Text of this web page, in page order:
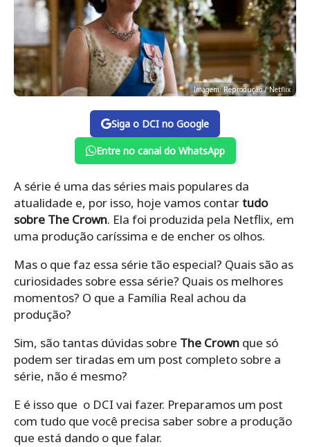
Imagem: Reprodução / Netflix
Siga o DCI no Google
Entre no canal do WhatsApp
A série é uma das séries mais populares da
atualidade e, por isso, hoje vamos contartudo
sobre The Crown. Ela foi produzida pela Netflix, em
uma produção caríssima e de encher os olhos.
Mas o que faz essa série tão especial? Quais são as
curiosidades sobre essa série? Quais os melhores
momentos? O que a Família Real achou da
produção?
Sim, são tantas dúvidas sobre The Crown que só
podem ser tiradas em um post completo sobre a
série, não é mesmo?
E é isso que o DCI vai fazer. Preparamos um post
com tudo que você precisa saber sobre a produção
que está dando o que falar.